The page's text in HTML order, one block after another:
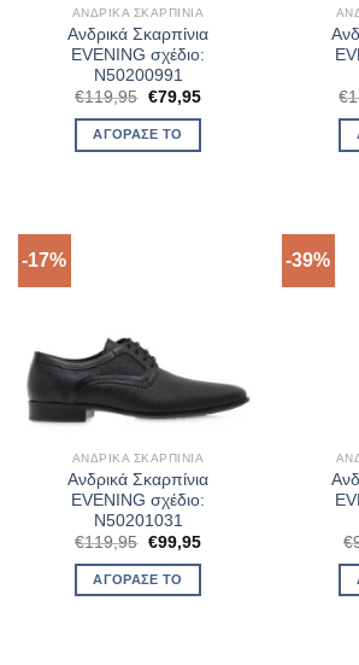
ΑΝΔΡΙΚΆ ΣΚΑΡΠΊΝΙΑ
Ανδρικά Σκαρπίνια
EVENING σχέδιο:
N50200991
€119,95 Original
was:
€119,95.
€79,95Η
ΑΓΌΡΑΣΈ ΤΟ
€
-17%
ΑΝΔΡΙΚΆ ΣΚΑΡΠΊΝΙΑ
Ανδρικά Σκαρπίνια
EVENING σχέδιο:
N50201031
€119,95 Original
was:
€119,95.
€99,95Η
ΑΓΌΡΑΣΈ ΤΟ
-39%
€